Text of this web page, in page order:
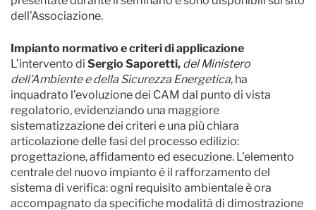
dell’Associazione.
Impianto normativo e criteri di applicazione
L’intervento di Sergio Saporetti, del Ministero
dell’Ambiente e della Sicurezza Energetica, ha
inquadrato l’evoluzione dei CAM dal punto di vista
regolatorio, evidenziando una maggiore
sistematizzazione dei criteri e una più chiara
articolazione delle fasi del processo edilizio:
progettazione, affidamento ed esecuzione. L’elemento
centrale del nuovo impianto è il rafforzamento del
sistema di verifica: ogni requisito ambientale è ora
accompagnato da specifiche modalità di dimostrazione